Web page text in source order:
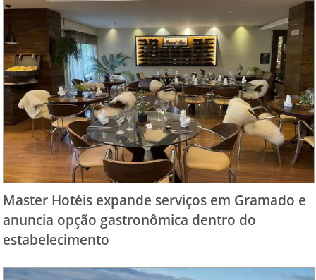
Master Hotéis expande serviços em Gramado e
anuncia opção gastronômica dentro do
estabelecimento